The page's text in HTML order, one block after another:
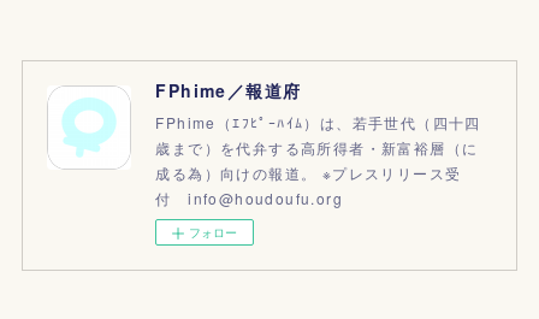
FPhime／報道府
FPhime（ｴﾌﾋﾟｰﾊｲﾑ）は、若手世代（四十四
歳まで）を代弁する高所得者・新富裕層（に
成る為）向けの報道。 ※プレスリリース受
付 info@houdoufu.org
フォロー